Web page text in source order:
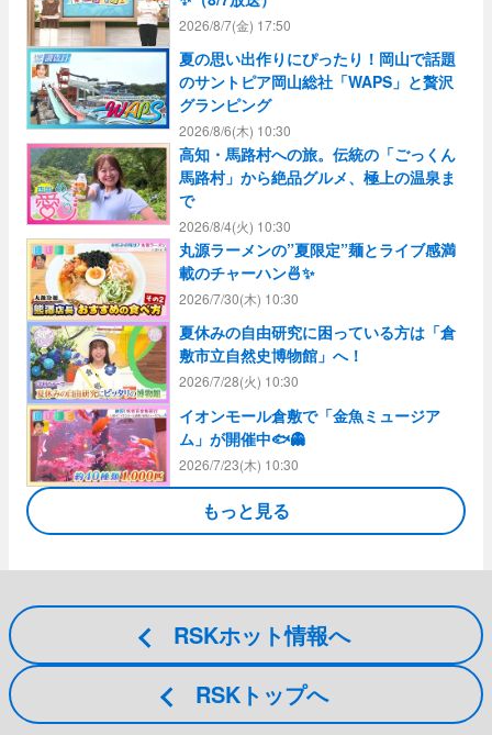
2026/8/7(金) 17:50
夏の思い出作りにぴったり！岡山で話題
のサントピア岡山総社「WAPS」と贅沢
グランピング
2026/8/6(木) 10:30
高知・馬路村への旅。伝統の「ごっくん
馬路村」から絶品グルメ、極上の温泉ま
で
2026/8/4(火) 10:30
丸源ラーメンの”夏限定”麺とライブ感満
載のチャーハン🍜✨
2026/7/30(木) 10:30
夏休みの自由研究に困っている方は「倉
敷市立自然史博物館」へ！
2026/7/28(火) 10:30
イオンモール倉敷で「金魚ミュージア
ム」が開催中🐟👻
2026/7/23(木) 10:30
もっと見る
RSKトップ
RSKホット情報